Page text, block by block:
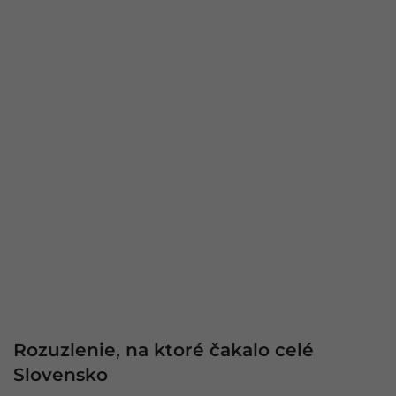
Rozuzlenie, na ktoré čakalo celé
Slovensko